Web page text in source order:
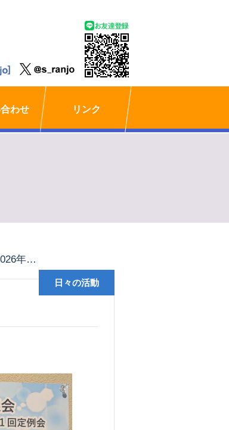
わせ リンク
令和8年（2026年）第1回定例会
日々の活動